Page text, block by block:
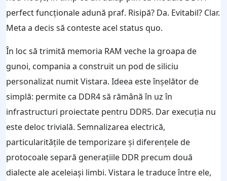
perfect funcționale adună praf. Risipă? Da. Evitabil? Clar.
Meta a decis să conteste acel status quo.
În loc să trimită memoria RAM veche la groapa de
gunoi, compania a construit un pod de siliciu
personalizat numit Vistara. Ideea este înșelător de
simplă: permite ca DDR4 să rămână în uz în
infrastructuri proiectate pentru DDR5. Dar execuția nu
este deloc trivială. Semnalizarea electrică,
particularitățile de temporizare și diferențele de
protocoale separă generațiile DDR precum două
dialecte ale aceleiași limbi. Vistara le traduce între ele,